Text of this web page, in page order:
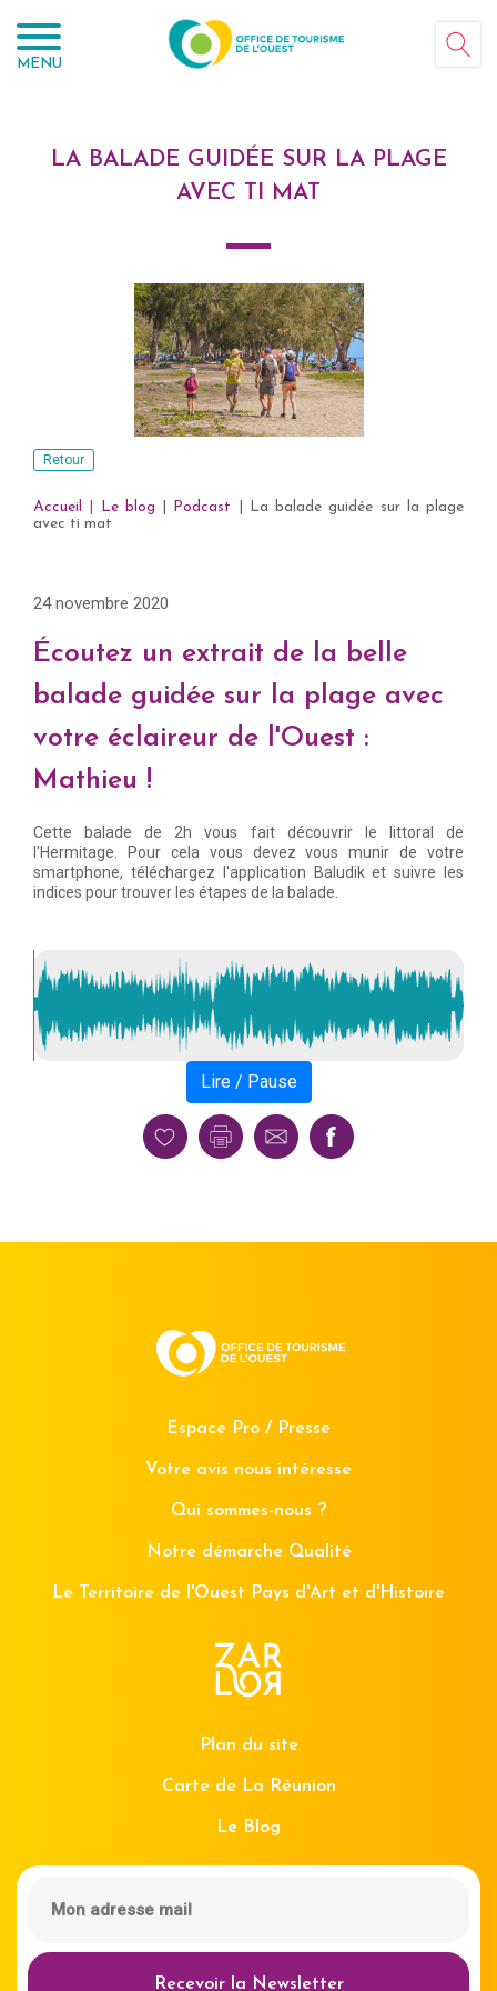
MENU
LA BALADE GUIDÉE SUR LA PLAGE
AVEC TI MAT
Retour
Accueil Le blog Podcast
La balade guidée sur la plage
avec ti mat
24 novembre 2020
Écoutez un extrait de la belle
balade guidée sur la plage avec
votre éclaireur de l'Ouest :
Mathieu !
Cette balade de 2h vous fait découvrir le littoral de
l'Hermitage. Pour cela vous devez vous munir de votre
smartphone, téléchargez l'application Baludik et suivre les
indices pour trouver les étapes de la balade.
Lire / Pause
Espace Pro / Presse
Votre avis nous intéresse
Qui sommes-nous ?
Notre démarche Qualité
Le Territoire de l'Ouest Pays d'Art et d'Histoire
Plan du site
Carte de La Réunion
Le Blog
Recevoir la Newsletter